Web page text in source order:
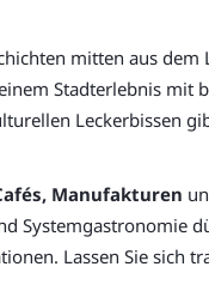
mitten aus
Stadterlebnis mit
Leckerbissen
Manufakturen
Lassen Sie